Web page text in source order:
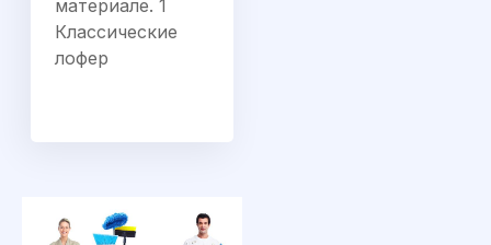
материале. 1
Классические
лофер